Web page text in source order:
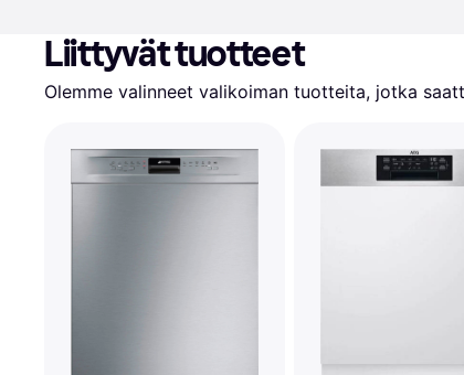
Liittyvät tuotteet
Olemme valinneet valikoiman tuotteita, jotka